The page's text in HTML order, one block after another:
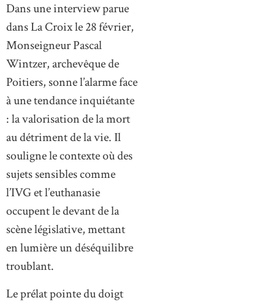
Dans une interview parue
dans La Croix le 28 février,
Monseigneur Pascal
Wintzer, archevêque de
Poitiers, sonne l’alarme face
à une tendance inquiétante
: la valorisation de la mort
au détriment de la vie. Il
souligne le contexte où des
sujets sensibles comme
l’IVG et l’euthanasie
occupent le devant de la
scène législative, mettant
en lumière un déséquilibre
troublant.
Le prélat pointe du doigt